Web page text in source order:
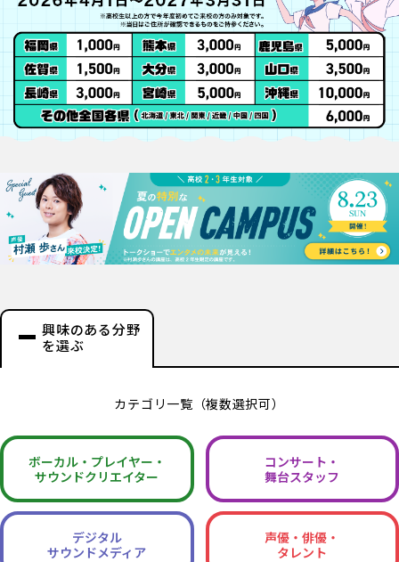
興味のある分野
を選ぶ
カテゴリ一覧（複数選択可）
ボーカル・ プレイヤー・
サウンドクリエイター
コンサート・
舞台スタッフ
デジタル
サウンドメディア
声優・俳優・
タレント